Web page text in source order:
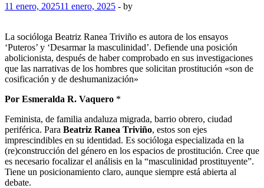
11 enero, 202511 enero, 2025 - by
La socióloga Beatriz Ranea Triviño es autora de los ensayos
‘Puteros’ y ‘Desarmar la masculinidad’. Defiende una posición
abolicionista, después de haber comprobado en sus investigaciones
que las narrativas de los hombres que solicitan prostitución «son de
cosificación y de deshumanización»
Por Esmeralda R. Vaquero *
Feminista, de familia andaluza migrada, barrio obrero, ciudad
periférica. Para Beatriz Ranea Triviño, estos son ejes
imprescindibles en su identidad. Es socióloga especializada en la
(re)construcción del género en los espacios de prostitución. Cree que
es necesario focalizar el análisis en la “masculinidad prostituyente”.
Tiene un posicionamiento claro, aunque siempre está abierta al
debate.